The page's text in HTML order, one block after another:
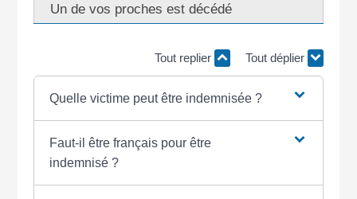
Un de vos proches est décédé
Tout replier Tout déplier
Quelle victime peut être indemnisée ?
Faut-il être français pour être
indemnisé ?